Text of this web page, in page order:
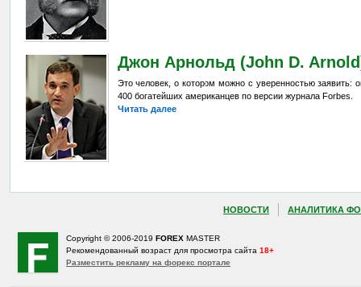
Джон Арнольд (John D.
Это человек, о котором можно с уверенностью
400 богатейших американцев по версии журнала Forbes.
Читать далее
НОВОСТИ АНАЛИТИКА
Copyright © 2006-2019 FOREX MASTER
Рекомендованный возраст для просмотра сайта 18+
Разместить рекламу на форекс портале